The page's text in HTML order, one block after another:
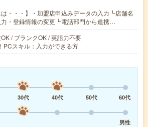
は・・・】・加盟店申込みデータの入力┗店舗名
力・登録情報の変更┗電話部門から連携…
/ ブランクOK / 英語力不要
PCスキル：入力ができる方
30代 40代 50代
60代
男性